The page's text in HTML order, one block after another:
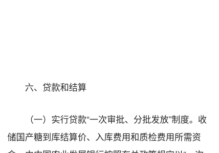
六、贷款和结算
（一）实行贷款“一次审批、分批发放”制度。收
储国产糖到库结算价、入库费用和质检费用所需资